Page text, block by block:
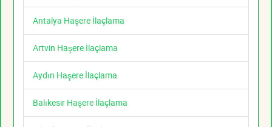
Antalya Haşere İlaçlama
Artvin Haşere İlaçlama
Aydın Haşere İlaçlama
Balıkesir Haşere İlaçlama